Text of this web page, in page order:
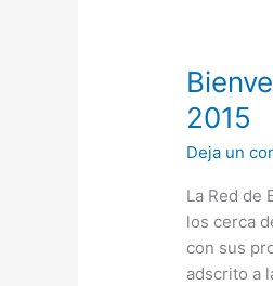
2015
Deja un
La Red de
los cerca
con sus
adscrito a
Bienvenida
la
comunidad
y
familias
2015